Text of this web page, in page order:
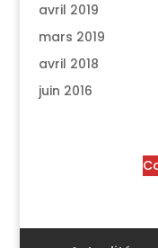
avril 2019
mars 2019
avril 2018
juin 2016